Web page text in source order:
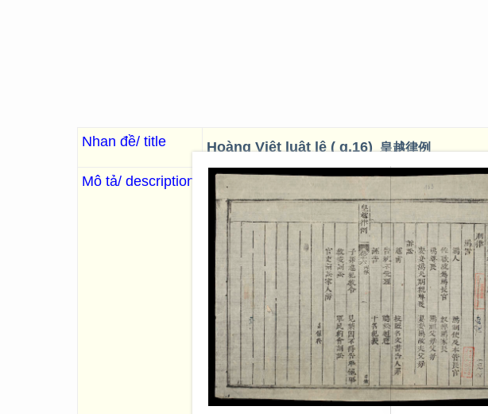
Nhan đề/ title Hoàng Việt luật lệ ( q.16) 皇越律例
Mô tả/ description
. Tổng tài: Khâm sai chưởng trung quân Bình Tây đại
Văn Thành ; Toản tu: Thị trung học sĩ Lai Sơn hầu
sĩ Dương Xuyên hầu thần Trần Hựu
總裁:欽差掌中
中學士萊山侯臣武楨; 協辨纂修: 東閣學士楊川侯臣
thập nhị niên ban hành [1813] 嘉龍十二年頒行. 41
Bộ luật đầu tiên của triều Nguyễn ban hành dưới triều
gọi là luật Gia Long, toàn bộ gồm 22 quyển bao gồm
(hình vẽ về hình cụ, chế độ trang phục, giải thích
hình 五刑, Thập ác 十惡, Bát nghị 八議, Ứng nghị giả
(Chức chế 職制, Công thức 公式); q.6-8: Hộ luật 戶律
姻,Thương khố 倉庫,…); q.9: Lễ luật 禮律 (Tế tự 祭祀,
(Cung vệ 宫衛, quân chính 軍政,…); q.12-20: Hình luật
phạm gian 犯姦, tạp phạm 雜犯, đoạn ngục 斷獄,…);
phòng 河防); q.22: Sách dẫn.